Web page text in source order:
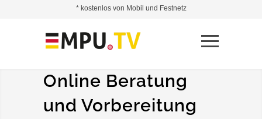
Online Beratung
und Vorbereitung
* kostenlos von Mobil und Festnetz